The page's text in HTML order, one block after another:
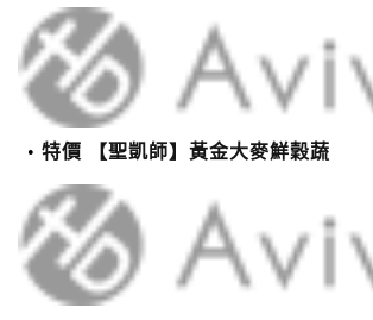
特價 【聖凱師】黃金大麥鮮穀蔬